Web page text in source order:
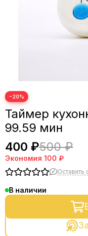
−20%
Таймер
99.59 мин
400 ₽500 ₽
Экономия 100 ₽
Оставить
В наличии